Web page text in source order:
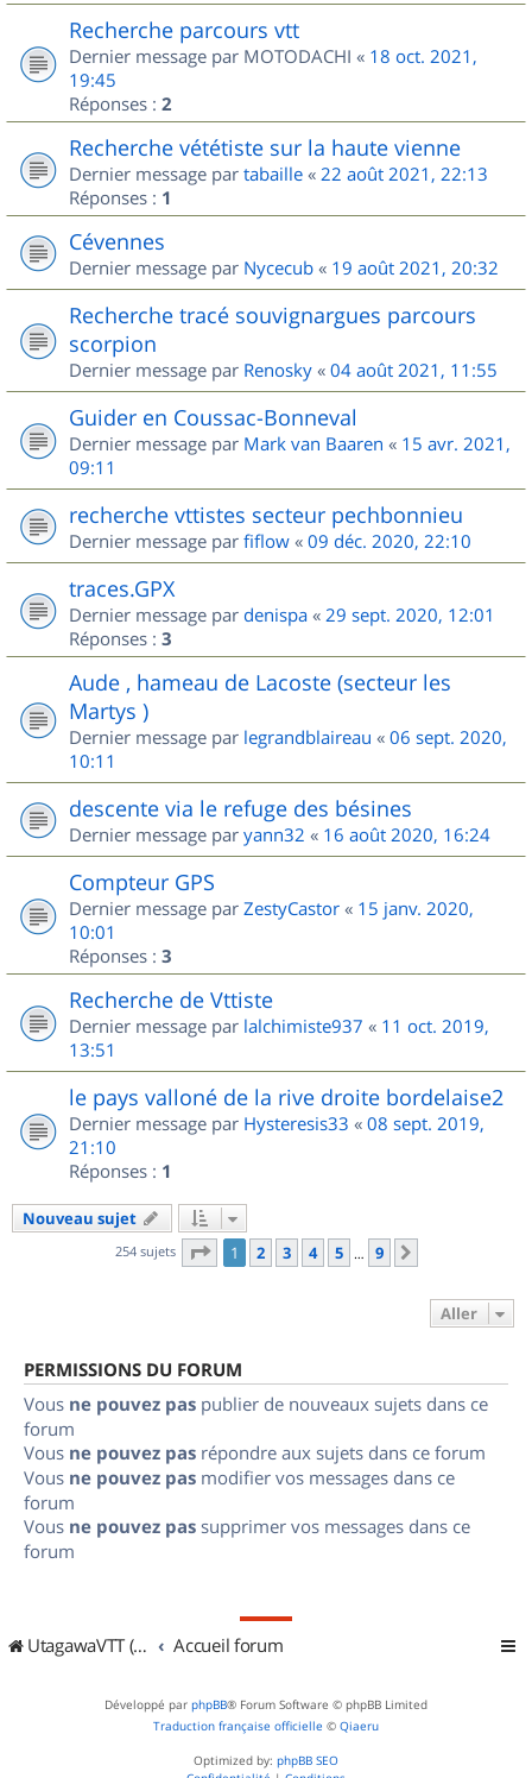
Recherche parcours vtt
Dernier message par MOTODACHI « 18 oct. 2021,
19:45
Réponses : 2
Recherche vététiste sur la haute vienne
Dernier message par tabaille « 22 août 2021, 22:13
Réponses : 1
Cévennes
Dernier message par Nycecub « 19 août 2021, 20:32
Recherche tracé souvignargues parcours
scorpion
Dernier message par Renosky « 04 août 2021, 11:55
Guider en Coussac-Bonneval
Dernier message par Mark van Baaren « 15 avr. 2021,
09:11
recherche vttistes secteur pechbonnieu
Dernier message par fiflow « 09 déc. 2020, 22:10
traces.GPX
Dernier message par denispa « 29 sept. 2020, 12:01
Réponses : 3
Aude , hameau de Lacoste (secteur les
Martys )
Dernier message par legrandblaireau « 06 sept. 2020,
10:11
descente via le refuge des bésines
Dernier message par yann32 « 16 août 2020, 16:24
Compteur GPS
Dernier message par ZestyCastor « 15 janv. 2020,
10:01
Réponses : 3
Recherche de Vttiste
Dernier message par lalchimiste937 « 11 oct. 2019,
13:51
le pays valloné de la rive droite bordelaise2
Dernier message par Hysteresis33 « 08 sept. 2019,
21:10
Réponses : 1
Nouveau sujet
254 sujets Page 1sur
1 2 3 4 5 … 9
Aller
PERMISSIONS DU FORUM
Vous ne pouvez pas publier de nouveaux sujets dans ce
forum
Vous ne pouvez pas répondre aux sujets dans ce forum
Vous ne pouvez pas modifier vos messages dans ce
forum
Vous ne pouvez pas supprimer vos messages dans ce
forum
UtagawaVTT (Randos VTT et VTTAE avec traces GPS) Accueil forum
Développé par phpBB® Forum Software © phpBB Limited
Traduction française officielle © Qiaeru
Optimized by: phpBB SEO